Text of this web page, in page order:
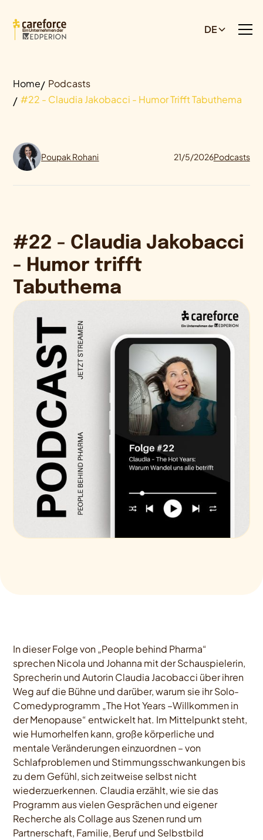
Ein Unternehmen der DE
Home
Podcasts
#22 - Claudia Jakobacci - Humor Trifft Tabuthema
21/5/2026Podcasts
Poupak Rohani
#22 - Claudia Jakobacci
- Humor trifft
Tabuthema
In dieser Folge von „People behind Pharma“
sprechen Nicola und Johanna mit der Schauspielerin,
Sprecherin und Autorin Claudia Jacobacci über ihren
Weg auf die Bühne und darüber, warum sie ihr Solo-
Comedyprogramm „The Hot Years –Willkommen in
der Menopause“ entwickelt hat. Im Mittelpunkt steht,
wie Humorhelfen kann, große körperliche und
mentale Veränderungen einzuordnen – von
Schlafproblemen und Stimmungsschwankungen bis
zu dem Gefühl, sich zeitweise selbst nicht
wiederzuerkennen. Claudia erzählt, wie sie das
Programm aus vielen Gesprächen und eigener
Recherche als Collage aus Szenen rund um
Partnerschaft, Familie, Beruf und Selbstbild